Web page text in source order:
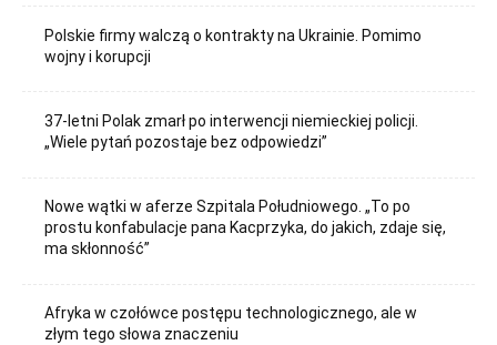
Polskie firmy walczą o kontrakty na Ukrainie. Pomimo
wojny i korupcji
37-letni Polak zmarł po interwencji niemieckiej policji.
„Wiele pytań pozostaje bez odpowiedzi”
Nowe wątki w aferze Szpitala Południowego. „To po
prostu konfabulacje pana Kacprzyka, do jakich, zdaje się,
ma skłonność”
Afryka w czołówce postępu technologicznego, ale w
złym tego słowa znaczeniu